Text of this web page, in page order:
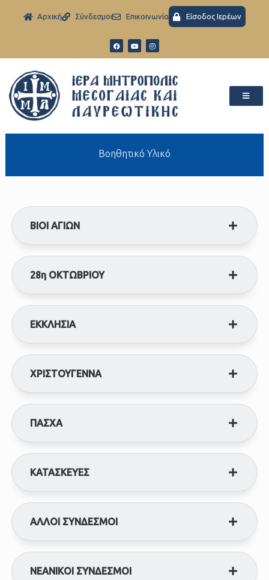
Aρχική Σύνδεσμοι Eπικοινωνία Είσοδος Ιερέων
Βοηθητικό Υλικό
BIOI AΓΙΩΝ
28η ΟΚΤΩΒΡΙΟΥ
ΕΚΚΛΗΣΙΑ
ΧΡΙΣΤΟΥΓΕΝΝΑ
ΠΑΣΧΑ
ΚΑΤΑΣΚΕΥΕΣ
ΑΛΛΟΙ ΣΥΝΔΕΣΜΟΙ
ΝΕΑΝΙΚΟΙ ΣΥΝΔΕΣΜΟΙ